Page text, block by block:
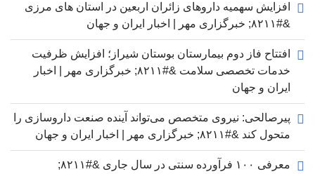
افزایش سهمیه داروهای زائران اربعین در استان های مرزی
&#۸۲۱۱; خبرگزاری مهر | اخبار ایران و جهان
افتتاح فاز دوم بیمارستان بوستان شیراز؛ افزایش ظرفیت
خدمات تخصصی سلامت &#۸۲۱۱; خبرگزاری مهر | اخبار
ایران و جهان
پیرصالحی: نیروی متخصص می‌تواند آینده صنعت داروسازی را
متحول کند &#۸۲۱۱; خبرگزاری مهر | اخبار ایران و جهان
معرفی ۱۰۰ فرآورده سنتی در سال جاری &#۸۲۱۱;